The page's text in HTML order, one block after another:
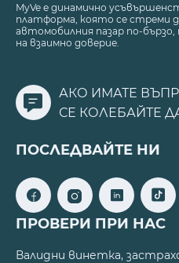
MyVe е динамично
платформа, която се стреми
автомобилния пазар по-бързо,
на взаимно доверие.
АКО ИМАТЕ
СЕ КОЛЕБАЙТЕ
ПОСЛЕДВАЙТЕ НИ
ПРОВЕРИ ПРИ НАС
Валидни винетка,